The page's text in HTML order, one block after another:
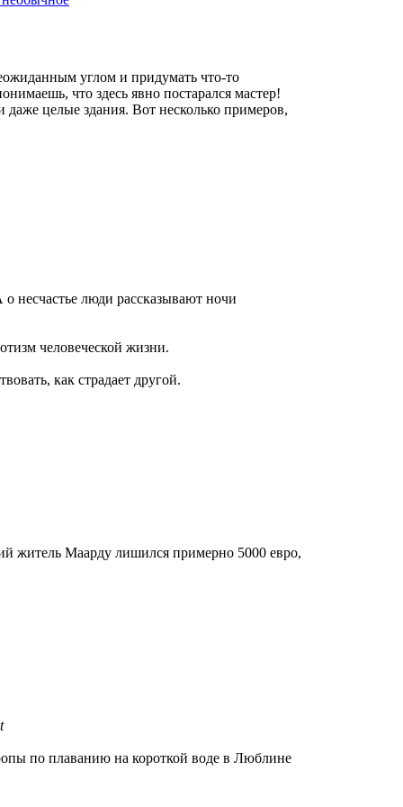
углом и придумать что-то
что здесь явно постарался мастер!
целые здания. Вот несколько примеров,
несчастье люди рассказывают ночи
человеческой жизни.
как страдает другой.
житель Маарду лишился примерно 5000 евро,
по плаванию на короткой воде в Люблине